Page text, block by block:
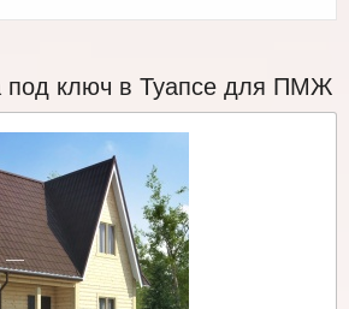
под ключ в Туапсе для ПМЖ